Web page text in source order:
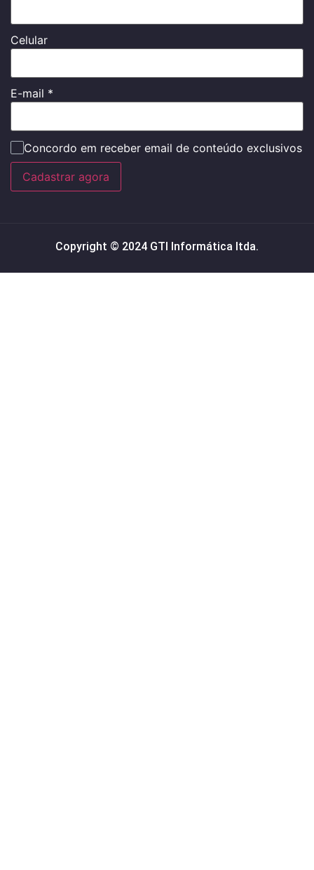
Celular
E-mail *
Concordo em receber email de conteúdo exclusivos
Cadastrar agora
Copyright © 2024 GTI Informática ltda.